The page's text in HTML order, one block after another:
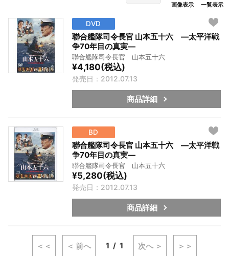
画像表示 一覧表示
DVD
聯合艦隊司令長官 山本五十六 ―太平洋戦
争70年目の真実―
聯合艦隊司令長官 山本五十六
¥4,180(税込)
発売日：2012.07.13
商品詳細
BD
聯合艦隊司令長官 山本五十六 ―太平洋戦
争70年目の真実―
聯合艦隊司令長官 山本五十六
¥5,280(税込)
発売日：2012.07.13
商品詳細
＜＜ ＜ 前へ 1 1 次へ ＞ ＞＞